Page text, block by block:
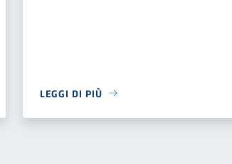
LEGGI DI PIÙ